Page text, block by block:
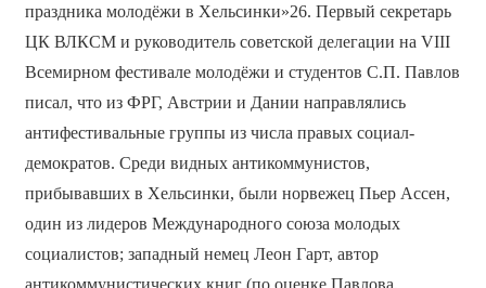
праздника молодёжи в Хельсинки»26. Первый секретарь
ЦК ВЛКСМ и руководитель советской делегации на VIII
Всемирном фестивале молодёжи и студентов С.П. Павлов
писал, что из ФРГ, Австрии и Дании направлялись
антифестивальные группы из числа правых социал-
демократов. Среди видных антикоммунистов,
прибывавших в Хельсинки, были норвежец Пьер Ассен,
один из лидеров Международного союза молодых
социалистов; западный немец Леон Гарт, автор
антикоммунистических книг (по оценке Павлова,